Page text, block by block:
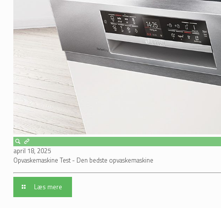
april 18, 2025
Opvaskemaskine Test - Den bedste opvaskemaskine
Læs mere